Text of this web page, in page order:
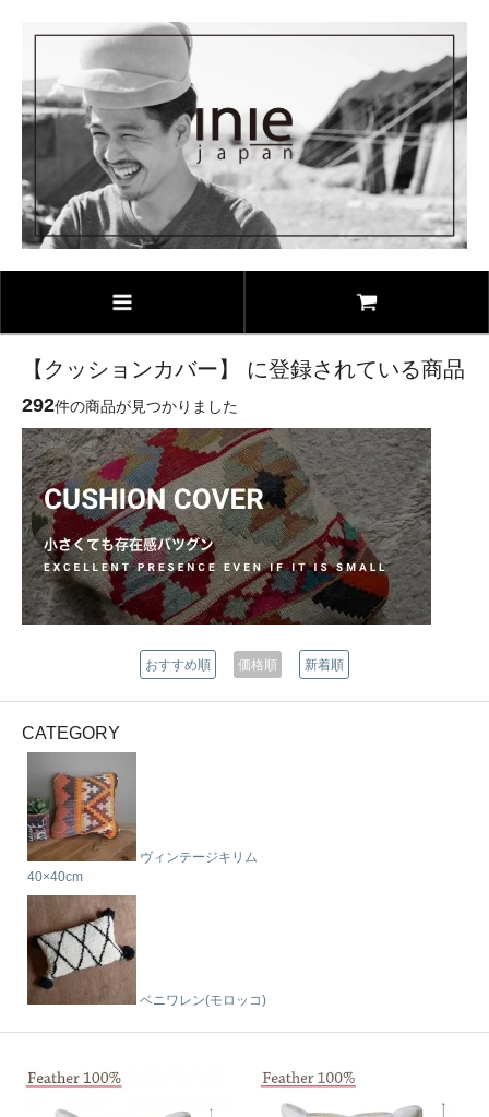
【クッションカバー】 に登録されている商品
292件の商品が見つかりました
おすすめ順 価格順 新着順
CATEGORY
ヴィンテージキリム
40×40cm
ベニワレン(モロッコ)